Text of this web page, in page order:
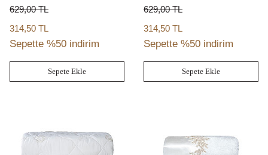
629,00TL
314,50 TL
Sepette %50 indirim
Sepete Ekle
629,00TL
314,50 TL
Sepette %50 indirim
Sepete Ekle